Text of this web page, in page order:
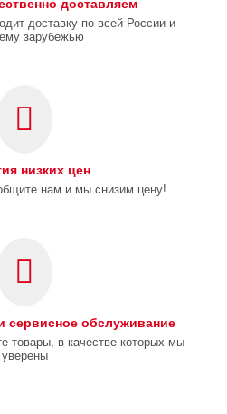
доставляем
доставку по всей России и
зарубежью
низких цен
нам и мы снизим цену!
сервисное обслуживание
товары, в качестве которых мы
уверены